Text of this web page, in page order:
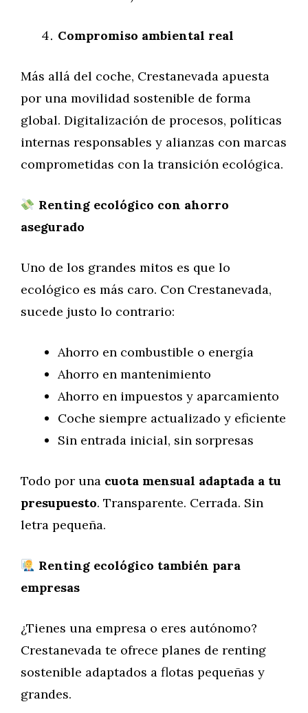
Compromiso ambiental real
Más allá del coche, Crestanevada apuesta
por una movilidad sostenible de forma
global. Digitalización de procesos, políticas
internas responsables y alianzas con marcas
comprometidas con la transición ecológica.
Renting ecológico con ahorro
asegurado
Uno de los grandes mitos es que lo
ecológico es más caro. Con Crestanevada,
sucede justo lo contrario:
Ahorro en combustible o energía
Ahorro en mantenimiento
Ahorro en impuestos y aparcamiento
Coche siempre actualizado y eficiente
Sin entrada inicial, sin sorpresas
Todo por una cuota mensual adaptada a tu
presupuesto. Transparente. Cerrada. Sin
letra pequeña.
Renting ecológico también para
empresas
¿Tienes una empresa o eres autónomo?
Crestanevada te ofrece planes de renting
sostenible adaptados a flotas pequeñas y
grandes.